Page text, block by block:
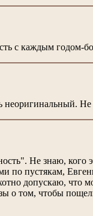
с каждым годом-
неоригинальный. Не
Не знаю, кого
по пустякам,
допускаю,
о том, чтобы